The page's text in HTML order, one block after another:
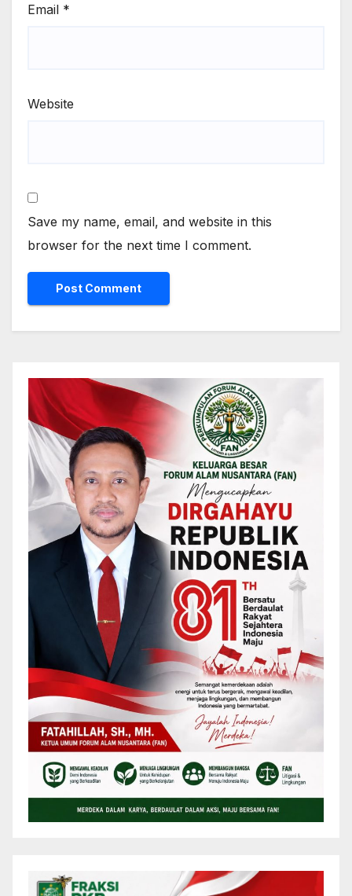
Email *
Website
Save my name, email, and website in this
browser for the next time I comment.